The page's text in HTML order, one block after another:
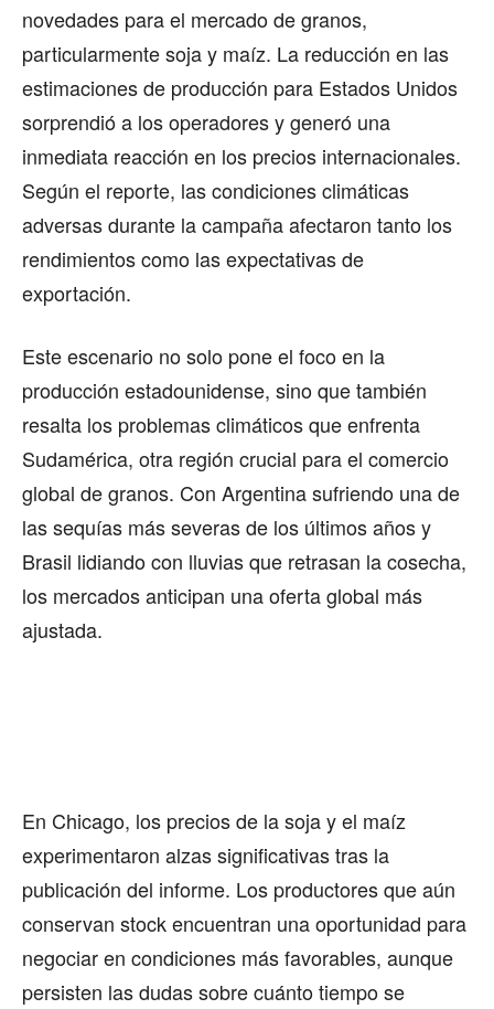
novedades para el mercado de granos,
particularmente soja y maíz. La reducción en las
estimaciones de producción para Estados Unidos
sorprendió a los operadores y generó una
inmediata reacción en los precios internacionales.
Según el reporte, las condiciones climáticas
adversas durante la campaña afectaron tanto los
rendimientos como las expectativas de
exportación.
Este escenario no solo pone el foco en la
producción estadounidense, sino que también
resalta los problemas climáticos que enfrenta
Sudamérica, otra región crucial para el comercio
global de granos. Con Argentina sufriendo una de
las sequías más severas de los últimos años y
Brasil lidiando con lluvias que retrasan la cosecha,
los mercados anticipan una oferta global más
ajustada.
En Chicago, los precios de la soja y el maíz
experimentaron alzas significativas tras la
publicación del informe. Los productores que aún
conservan stock encuentran una oportunidad para
negociar en condiciones más favorables, aunque
persisten las dudas sobre cuánto tiempo se